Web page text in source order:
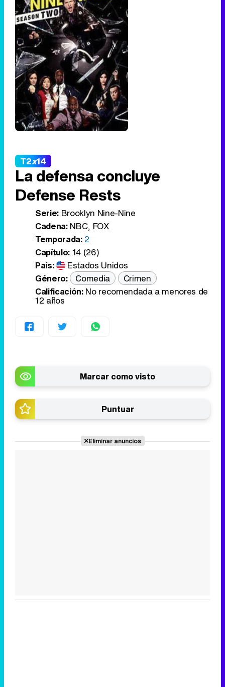
T2x14
La defensa concluye
Defense Rests
Serie:Brooklyn Nine-Nine
Cadena:NBC, FOX
Temporada: 2
Capítulo:14 (26)
País:
Estados Unidos
Género:
Comedia
Crimen
Calificación:No recomendada a menores de
12 años
Marcar como visto
Puntuar
Eliminar anuncios